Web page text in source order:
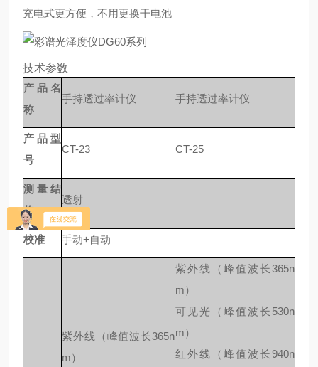
充电式更方便，不用更换干电池
技术参数
产品名
称
手持透过率计仪 手持透过率计仪
产品型
号
CT-23 CT-25
测量结
构
透射
校准 手动+自动
紫外线（峰值波长365n
m）
紫外线（峰值波长365n
m）
可见光（峰值波长 530n
m）
红外线（峰值波长 940n